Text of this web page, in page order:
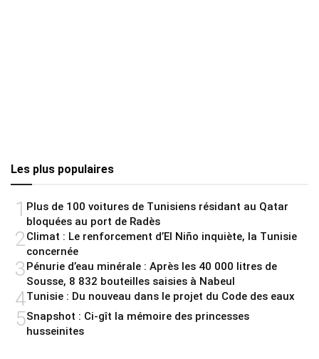
Les plus populaires
1 Plus de 100 voitures de Tunisiens résidant au Qatar
bloquées au port de Radès
2Climat : Le renforcement d’El Niño inquiète, la Tunisie
concernée
3Pénurie d’eau minérale : Après les 40 000 litres de
Sousse, 8 832 bouteilles saisies à Nabeul
4Tunisie : Du nouveau dans le projet du Code des eaux
5Snapshot : Ci-gît la mémoire des princesses
husseinites